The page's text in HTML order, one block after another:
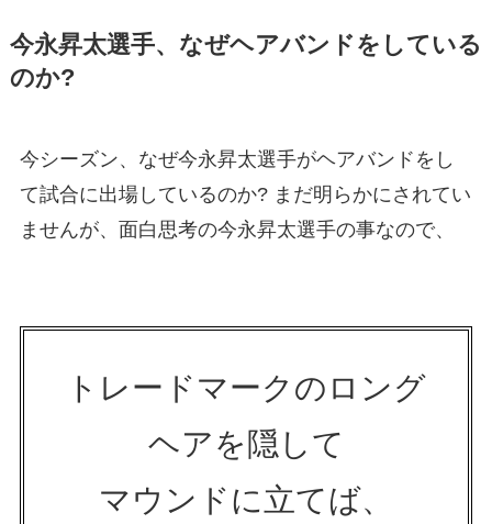
今永昇太選手、なぜヘアバンドをしている
のか?
今シーズン、なぜ今永昇太選手がヘアバンドをし
て試合に出場しているのか? まだ明らかにされてい
ませんが、面白思考の今永昇太選手の事なので、
トレードマークのロング
ヘアを隠して
マウンドに立てば、